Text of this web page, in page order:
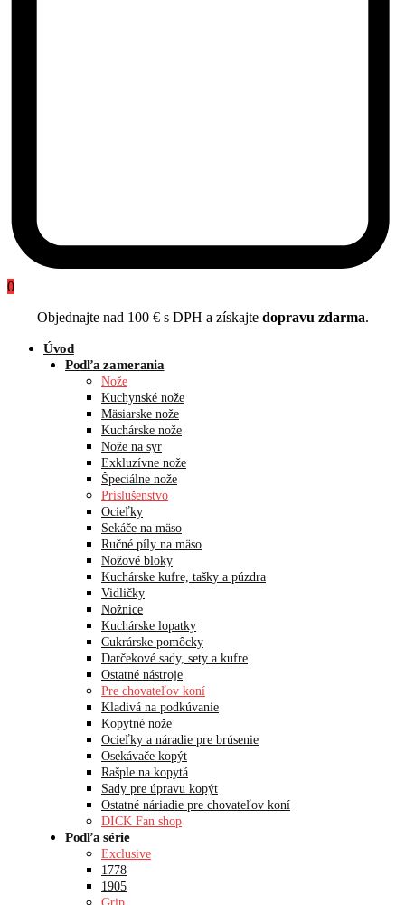
0
Objednajte nad 100 € s DPH a získajte dopravu zdarma.
Úvod
Podľa zamerania
Nože
Kuchynské nože
Mäsiarske nože
Kuchárske nože
Nože na syr
Exkluzívne nože
Špeciálne nože
Príslušenstvo
Ocieľky
Sekáče na mäso
Ručné píly na mäso
Nožové bloky
Kuchárske kufre, tašky a púzdra
Vidličky
Nožnice
Kuchárske lopatky
Cukrárske pomôcky
Darčekové sady, sety a kufre
Ostatné nástroje
Pre chovateľov koní
Kladivá na podkúvanie
Kopytné nože
Ocieľky a náradie pre brúsenie
Osekávače kopýt
Rašple na kopytá
Sady pre úpravu kopýt
Ostatné náriadie pre chovateľov koní
DICK Fan shop
Podľa série
Exclusive
1778
1905